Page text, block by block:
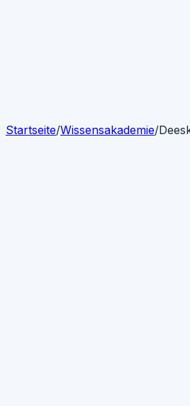
Startseite/Wissensakademie/